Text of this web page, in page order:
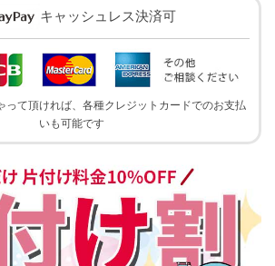
キャッシュレス決済可
って頂ければ、各種クレジットカードでのお支払
いも可能です